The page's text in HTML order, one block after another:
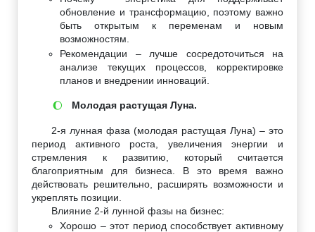
обновление и трансформацию, поэтому важно
быть открытым к переменам и новым
возможностям.
Рекомендации – лучше сосредоточиться на
анализе текущих процессов, корректировке
планов и внедрении инноваций.
🌔 Молодая растущая Луна.
2-я лунная фаза (молодая растущая Луна) – это
период активного роста, увеличения энергии и
стремления к развитию, который считается
благоприятным для бизнеса. В это время важно
действовать решительно, расширять возможности и
укреплять позиции.
Влияние 2-й лунной фазы на бизнес:
Хорошо – этот период способствует активному